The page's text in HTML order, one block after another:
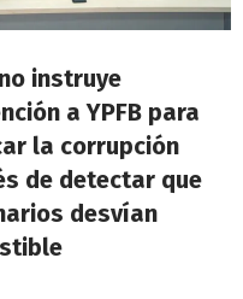
instruye
a YPFB para
la corrupción
de detectar que
desvían